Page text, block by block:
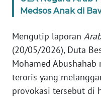
Medsos Anak di
Mengutip laporan
(20/05/2026), Duta
Mohamed Abushahab
teroris yang
provokasi tersebut di
PEDOMAN
REDAKSI
KARIR